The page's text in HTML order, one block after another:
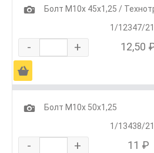
1
Болт М10х 45х1,25 /
1/12347/21
- + 12,50
Ä
1
Болт М10х 50х1,25
1/13438/21
- + 11 ₽